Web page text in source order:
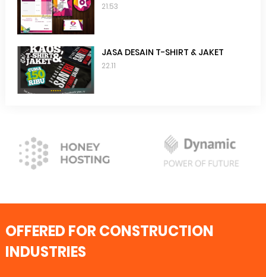
21.53
JASA DESAIN T-SHIRT & JAKET
22.11
OFFERED FOR CONSTRUCTION
INDUSTRIES